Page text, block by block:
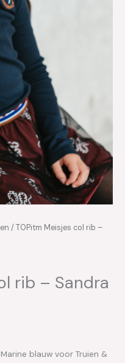
/ TOPitm Meisjes col rib –
rib – Sandra
blauw voor Truien &